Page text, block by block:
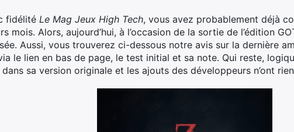
fidélité Le Mag Jeux High Tech, vous avez probablement déjà
mois. Alors, aujourd’hui, à l’occasion de la sortie de l’édition
Aussi, vous trouverez ci-dessous notre avis sur la dernière
le lien en bas de page, le test initial et sa note. Qui reste,
sa version originale et les ajouts des développeurs n’ont